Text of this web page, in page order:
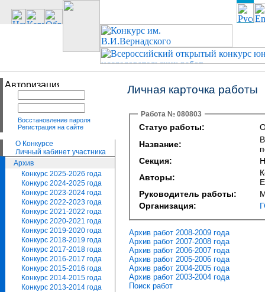
Восстановление пароля
Регистрация на сайте
О Конкурсе
Личный кабинет участника
Архив
Конкурс 2025-2026 года
Конкурс 2024-2025 года
Конкурс 2023-2024 года
Конкурс 2022-2023 года
Конкурс 2021-2022 года
Конкурс 2020-2021 года
Конкурс 2019-2020 года
Конкурс 2018-2019 года
Конкурс 2017-2018 года
Конкурс 2016-2017 года
Конкурс 2015-2016 года
Конкурс 2014-2015 года
Конкурс 2013-2014 года
Личная карточка работы
Работа № 080803
Статус работы:
Название:
Секция:
Авторы:
Руководитель работы:
Организация:
Архив работ 2008-2009 года
Архив работ 2007-2008 года
Архив работ 2006-2007 года
Архив работ 2005-2006 года
Архив работ 2004-2005 года
Архив работ 2003-2004 года
Поиск работ